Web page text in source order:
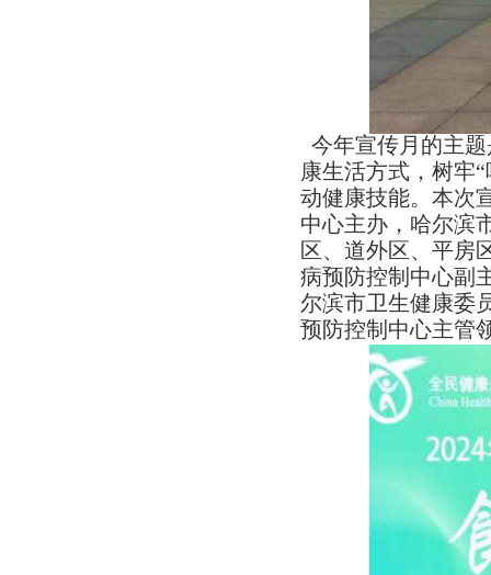
今年宣传月的主
康生活方式，树牢
动健康技能。本次
中心主办，哈尔滨
区、道外区、平房
病预防控制中心副
尔滨市卫生健康委
预防控制中心主管